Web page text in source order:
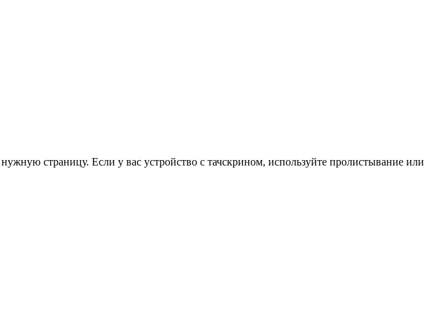
страницу. Если у вас устройство с тачскрином, используйте пролистывание или